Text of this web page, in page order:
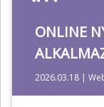
ONLINE
2026.03.18 |